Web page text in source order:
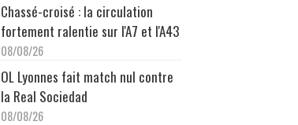
Chassé-croisé : la circulation
fortement ralentie sur l'A7 et l'A43
08/08/26
OL Lyonnes fait match nul contre
la Real Sociedad
08/08/26